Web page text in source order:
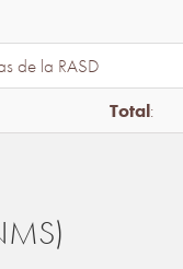
de la RASD
Total: